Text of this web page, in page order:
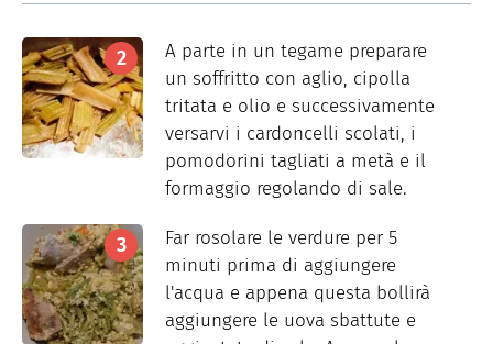
A parte in un tegame preparare
un soffritto con aglio, cipolla
tritata e olio e successivamente
versarvi i cardoncelli scolati, i
pomodorini tagliati a metà e il
formaggio regolando di sale.
Far rosolare le verdure per 5
minuti prima di aggiungere
l'acqua e appena questa bollirà
aggiungere le uova sbattute e